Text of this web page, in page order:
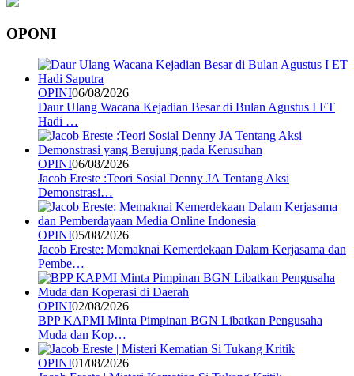
OPONI
OPINI06/08/2026
Daur Ulang Wacana Kejadian Besar di Bulan Agustus I ET
Hadi …
OPINI06/08/2026
Jacob Ereste :Teori Sosial Denny JA Tentang Aksi
Demonstrasi…
OPINI05/08/2026
Jacob Ereste: Memaknai Kemerdekaan Dalam Kerjasama dan
Pembe…
OPINI02/08/2026
BPP KAPMI Minta Pimpinan BGN Libatkan Pengusaha
Muda dan Kop…
OPINI01/08/2026